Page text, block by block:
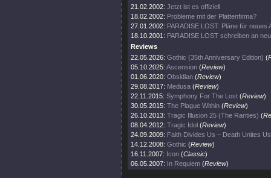
21.02.2002: Jetzt ist es offiziell
18.02.2002: Probleme mit der Plattenfirma?
27.01.2002: PARADISE LOST: Pläne für neues
18.10.2001: PARADISE LOST schreiben an
Reviews
22.05.2026: Gothic (35th Anniversary Edition) (
05.10.2025: Ascension (Review)
01.06.2020: Obsidian (Review)
29.08.2017: Medusa (Review)
22.11.2015: Symphony For The Lost (Review)
30.05.2015: The Plague Within (Review)
26.10.2013: Tragic Illusion 25 (The Rarities) (
08.04.2012: Tragic Idol (Review)
24.09.2009: Faith Divides Us – Death Unites Us
14.12.2008: Gothic (Review)
16.11.2007: Icon (Classic)
06.05.2007: In Requiem (Review)